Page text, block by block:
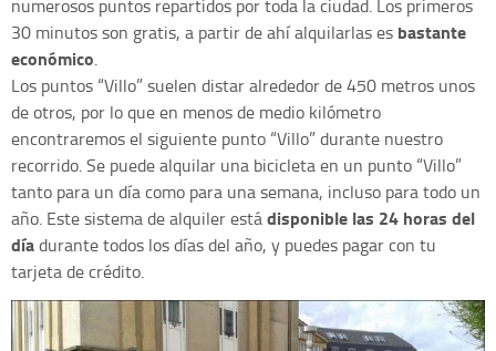
numerosos puntos repartidos por toda la ciudad. Los primeros
30 minutos son gratis, a partir de ahí alquilarlas es bastante
económico.
Los puntos “Villo” suelen distar alrededor de 450 metros unos
de otros, por lo que en menos de medio kilómetro
encontraremos el siguiente punto “Villo” durante nuestro
recorrido. Se puede alquilar una bicicleta en un punto “Villo”
tanto para un día como para una semana, incluso para todo un
año. Este sistema de alquiler estádisponible las 24 horas del
díadurante todos los días del año, y puedes pagar con tu
tarjeta de crédito.